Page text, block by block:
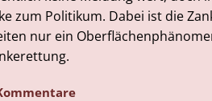
zum Politikum. Dabei ist die
nur ein